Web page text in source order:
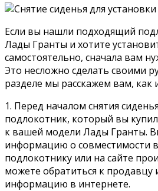
Если вы нашли подходящий
Лады Гранты и хотите
самостоятельно, сначала вам
Это несложно сделать своими
разделе мы расскажем вам, как
1. Перед началом снятия
подлокотник, который вы
к вашей модели Лады Гранты.
информацию о совместимости
подлокотнику или на сайте
можете обратиться к продавцу
информацию в интернете.